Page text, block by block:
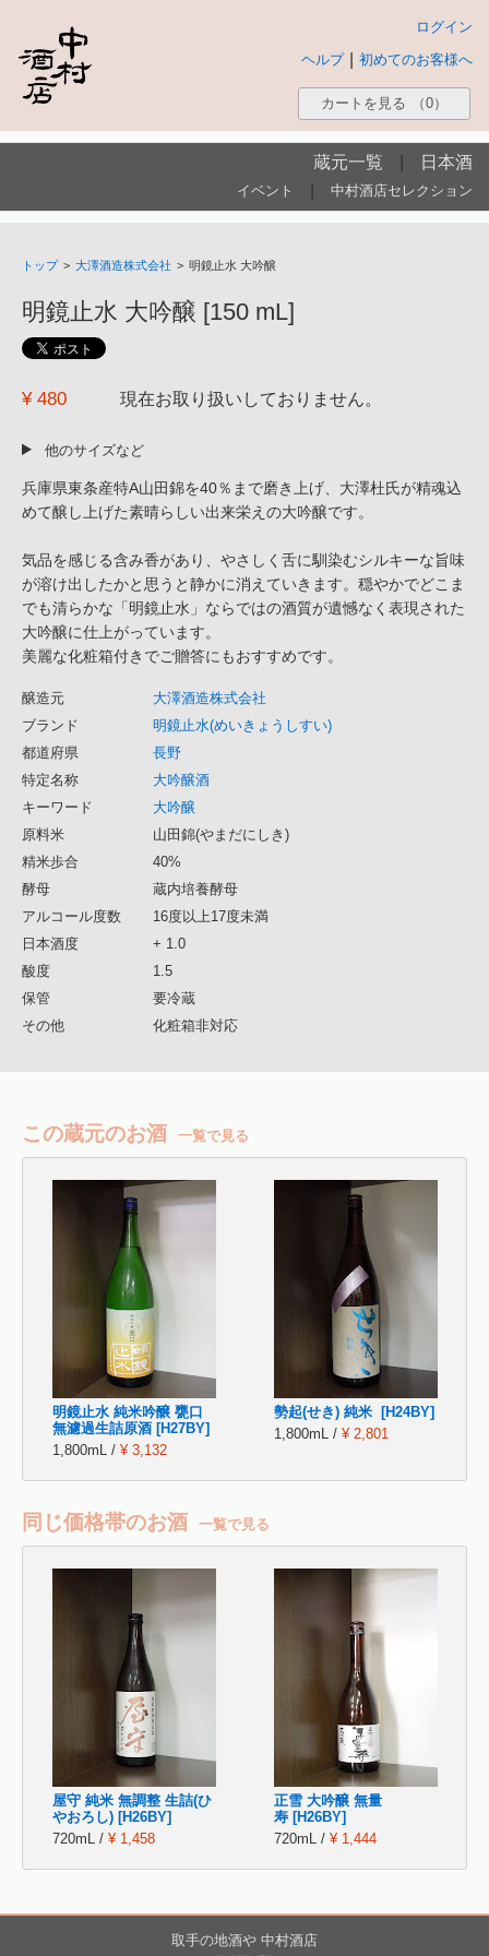
ログイン
初めてのお客様へ
ヘルプ
カートを見る （0）
蔵元一覧 日本酒
イベント 中村酒店セレクション
トップ > 大澤酒造株式会社 > 明鏡止水 大吟醸
明鏡止水 大吟醸 [150 mL]
¥ 480 現在お取り扱いしておりません。
他のサイズなど
兵庫県東条産特A山田錦を40％まで磨き上げ、大澤杜氏が精魂込
めて醸し上げた素晴らしい出来栄えの大吟醸です。
気品を感じる含み香があり、やさしく舌に馴染むシルキーな旨味
が溶け出したかと思うと静かに消えていきます。穏やかでどこま
でも清らかな「明鏡止水」ならではの酒質が遺憾なく表現された
大吟醸に仕上がっています。
美麗な化粧箱付きでご贈答にもおすすめです。
醸造元
大澤酒造株式会社
ブランド
明鏡止水(めいきょうしすい)
都道府県
長野
特定名称
大吟醸酒
キーワード
大吟醸
原料米
山田錦(やまだにしき)
精米歩合
40%
酵母
蔵内培養酵母
アルコール度数
16度以上17度未満
日本酒度
+ 1.0
酸度
1.5
保管
要冷蔵
その他
化粧箱非対応
この蔵元のお酒 一覧で見る
明鏡止水 純米吟醸 甕口
無濾過生詰原酒 [H27BY]
1,800mL / ¥ 3,132
勢起(せき) 純米 [H24BY]
1,800mL / ¥ 2,801
同じ価格帯のお酒 一覧で見る
屋守 純米 無調整 生詰(ひ
やおろし) [H26BY]
720mL / ¥ 1,458
正雪 大吟醸 無量
寿 [H26BY]
720mL / ¥ 1,444
取手の地酒や 中村酒店